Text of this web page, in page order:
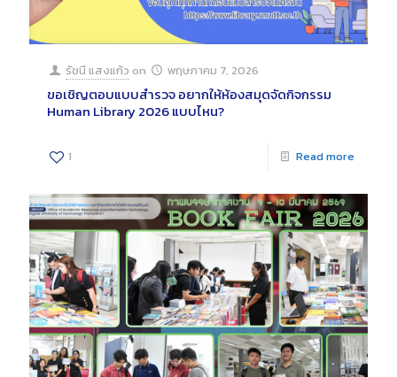
รัชนี แสงแก้ว on พฤษภาคม 7, 2026
ขอเชิญตอบแบบสำรวจ อยากให้ห้องสมุดจัดกิจกรรม
Human Library 2026 แบบไหน?
1 Read more